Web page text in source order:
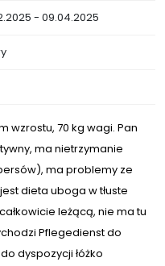
- 09.04.2025
wzrostu, 70 kg wagi. Pan
ma nietrzymanie
ma problemy ze
dieta uboga w tłuste
leżącą, nie ma tu
Pflegedienst do
dyspozycji łóżko